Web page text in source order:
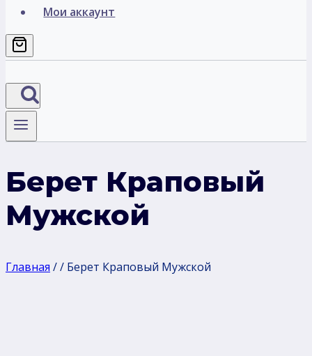
Мои аккаунт
Берет Краповый
Мужской
Главная // Берет Краповый Мужской